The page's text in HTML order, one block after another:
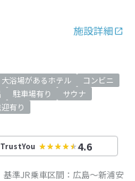
施設詳細
大浴場があるホテル
コンビニ
駐車場有り
サウナ
有り
TrustYou 4.6
基準JR乗車区間： 広島～新浦安